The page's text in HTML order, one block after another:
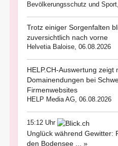
Bevölkerungsschutz und
Trotz einiger Sorgenfalten
zuversichtlich nach vorne
Helvetia Baloise, 06.08.2026
HELP.CH-Auswertung zeigt
Domainendungen bei
Firmenwebsites
HELP Media AG, 06.08.2026
15:12 Uhr
Unglück während Gewitter:
den Bodensee ... »